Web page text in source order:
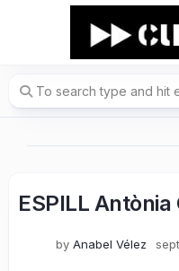
ESPILL Antònia
by Anabel Vélez